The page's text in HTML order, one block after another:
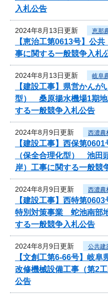
入札公告
2024年8月13日更新 恵那
【恵治工第0613号】公
事に関する一般競争入札
2024年8月13日更新 岐阜
【建設工事】県営かん
型） 桑原揚水機場1期
する一般競争入札公告
2024年8月9日更新 西濃農
【建設工事】西保第
（保全合理化型） 池
岸）工事に関する一般競
2024年8月9日更新 西濃農
【建設工事】西特第
特別対策事業 蛇池南部
する一般競争入札公告
2024年8月9日更新 公共建
【文創工第6-66号】岐
改修機械設備工事（第2
公告